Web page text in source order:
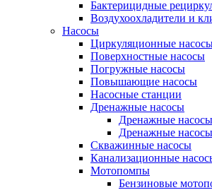
Бактерицидные
Воздухоохладители и
Насосы
Циркуляционные
Поверхностные насосы
Погружные насосы
Повышающие насосы
Насосные станции
Дренажные насосы
Дренажные
Дренажные
Скважинные насосы
Канализационные
Мотопомпы
Бензиновые